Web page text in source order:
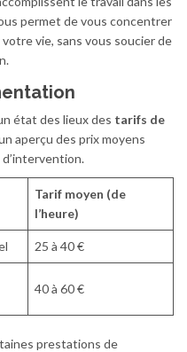
permet de vous concentrer
vie, sans vous soucier de
état des lieux des tarifs de
aperçu des prix moyens
Tarif moyen (de
l’heure)
25 à 40 €
40 à 60 €
prestations de